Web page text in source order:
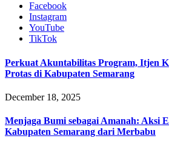
Facebook
Instagram
YouTube
TikTok
Perkuat Akuntabilitas Program, Itjen
Protas di Kabupaten Semarang
December 18, 2025
Menjaga Bumi sebagai Amanah: Aksi
Kabupaten Semarang dari Merbabu